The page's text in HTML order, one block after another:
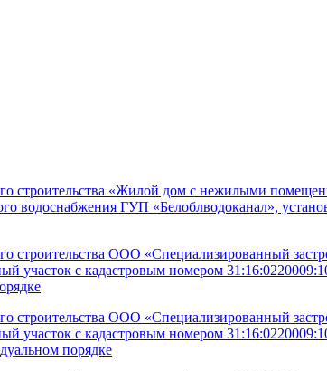
строительства «Жилой дом с нежилыми
водоснабжения ГУП «Белоблводоканал»,
строительства ООО «Специализированный
участок с кадастровым номером
строительства ООО «Специализированный
участок с кадастровым номером
порядке